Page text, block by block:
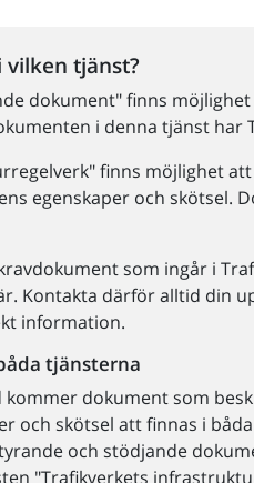
tjänst?
dokument" finns
i denna tjänst har
finns möjlighet
egenskaper och skötsel.
som ingår i
Kontakta därför alltid din
information.
tjänsterna
dokument som
och skötsel att finnas i
och stödjande
"Trafikverkets